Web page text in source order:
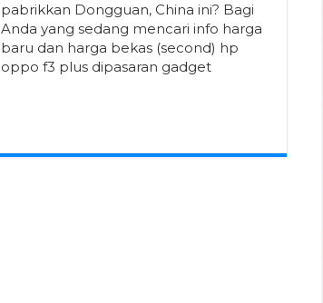
pabrikkan Dongguan, China ini? Bagi
Anda yang sedang mencari info harga
baru dan harga bekas (second) hp
oppo f3 plus dipasaran gadget